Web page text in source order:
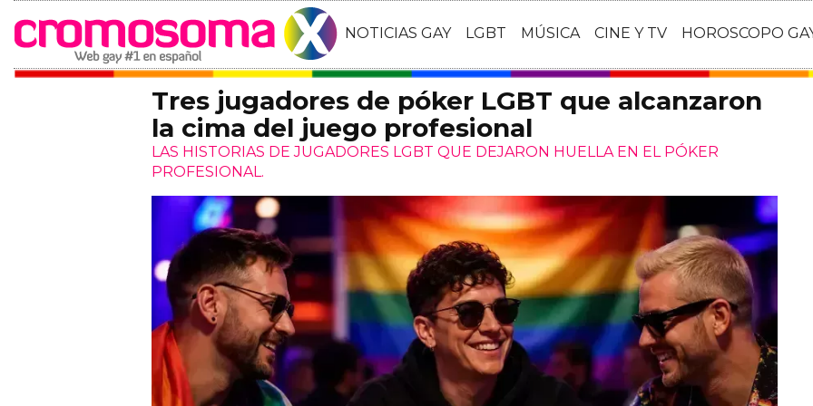
NOTICIAS GAY LGBT MÚSICA CINE Y TV HOROSCOPO
Tres jugadores de póker LGBT que alcanzaron
la cima del juego profesional
LAS HISTORIAS DE JUGADORES LGBT QUE DEJARON HUELLA EN EL PÓKER
PROFESIONAL.